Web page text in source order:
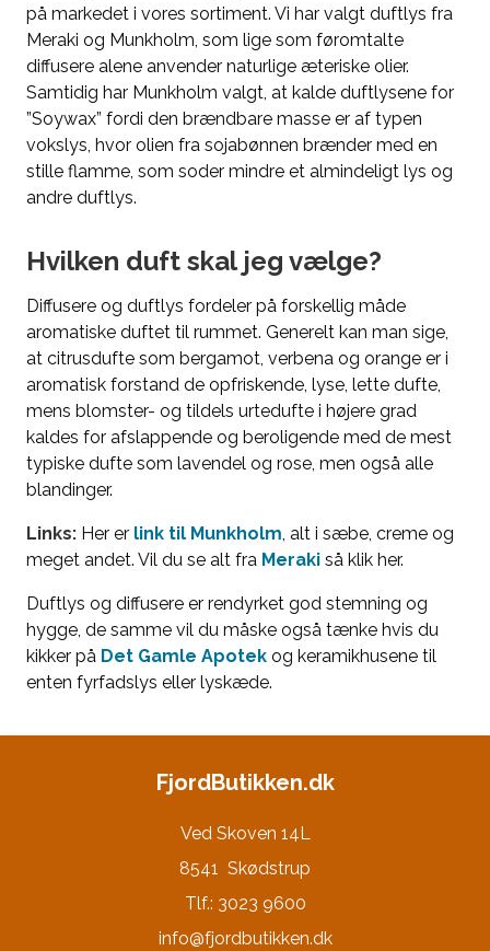
på markedet i vores sortiment. Vi har valgt duftlys fra
Meraki og Munkholm, som lige som føromtalte
diffusere alene anvender naturlige æteriske olier.
Samtidig har Munkholm valgt, at kalde duftlysene for
”Soywax” fordi den brændbare masse er af typen
vokslys, hvor olien fra sojabønnen brænder med en
stille flamme, som soder mindre et almindeligt lys og
andre duftlys.
Hvilken duft skal jeg vælge?
Diffusere og duftlys fordeler på forskellig måde
aromatiske duftet til rummet. Generelt kan man sige,
at citrusdufte som bergamot, verbena og orange er i
aromatisk forstand de opfriskende, lyse, lette dufte,
mens blomster- og tildels urtedufte i højere grad
kaldes for afslappende og beroligende med de mest
typiske dufte som lavendel og rose, men også alle
blandinger.
Links: Her er link til Munkholm, alt i sæbe, creme og
meget andet. Vil du se alt fra Meraki så klik her.
Duftlys og diffusere er rendyrket god stemning og
hygge, de samme vil du måske også tænke hvis du
kikker på Det Gamle Apotek og keramikhusene til
enten fyrfadslys eller lyskæde.
FjordButikken.dk
Ved Skoven 14L
8541 Skødstrup
Tlf.: 3023 9600
info@fjordbutikken.dk